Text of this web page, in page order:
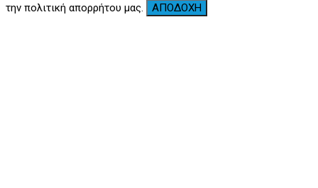
την πολιτική απορρήτου μας.
ΑΠΟΔΟΧΗ